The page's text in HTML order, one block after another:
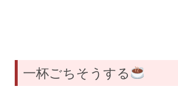
一杯ごちそうする